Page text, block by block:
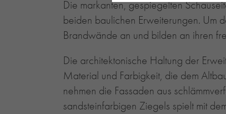
Die markanten, gespiegelten
beiden baulichen Erweiterungen. Um
Brandwände an und bilden an ihren
Die architektonische Haltung der
Material und Farbigkeit, die dem
nehmen die Fassaden aus
sandsteinfarbigen Ziegels spielt mit